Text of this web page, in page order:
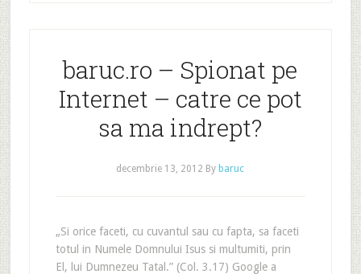
baruc.ro – Spionat pe
Internet – catre ce pot
sa ma indrept?
decembrie 13, 2012 By baruc
„Si orice faceti, cu cuvantul sau cu fapta, sa faceti
totul in Numele Domnului Isus si multumiti, prin
El, lui Dumnezeu Tatal.” (Col. 3.17) Google a